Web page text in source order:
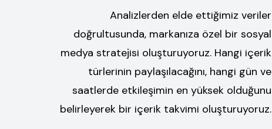
Analizlerden elde ettiğimiz veriler
doğrultusunda, markanıza özel bir sosyal
medya stratejisi oluşturuyoruz. Hangi içerik
türlerinin paylaşılacağını, hangi gün ve
saatlerde etkileşimin en yüksek olduğunu
belirleyerek bir içerik takvimi oluşturuyoruz.